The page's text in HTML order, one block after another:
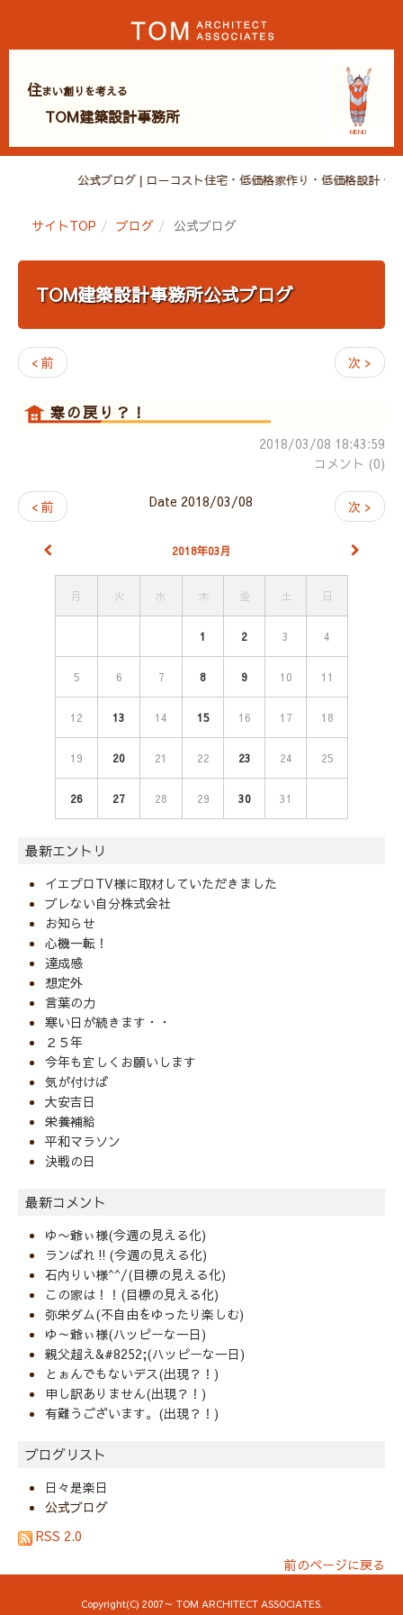
MENU
住まい創りを考える
TOM建築設計事務所
公式ブログ | ローコスト住宅・低価格家作り・低価格設
サイトTOP ブログ 公式ブログ
TOM建築設計事務所公式ブログ
< 前 次 >
寒の戻り？！
2018/03/08 18:43:59
コメント (0)
< 前 次 >
Date 2018/03/08
2018年03月
月 火 水 木 金 土 日
1 2 3 4
5 6 7 8 9 10 11
12 13 14 15 16 17 18
19 20 21 22 23 24 25
26 27 28 29 30 31
最新エントリ
イエプロTV様に取材していただきました
ブレない自分株式会社
お知らせ
心機一転！
達成感
想定外
言葉の力
寒い日が続きます・・
２５年
今年も宜しくお願いします
気が付けば
大安吉日
栄養補給
平和マラソン
決戦の日
最新コメント
ゆ〜爺ぃ様(今週の見える化)
ランばれ‼️(今週の見える化)
石内りい様^^/(目標の見える化)
この家は！！(目標の見える化)
弥栄ダム(不自由をゆったり楽しむ)
ゆ～爺ぃ様(ハッピーな一日)
親父超え&#8252;(ハッピーな一日)
とぉんでもないデス(出現？！)
申し訳ありません(出現？！)
有難うございます。(出現？！)
ブログリスト
日々是楽日
公式ブログ
RSS 2.0
前のページに戻る
Copyright(C) 2007～ TOM ARCHITECT ASSOCIATES.